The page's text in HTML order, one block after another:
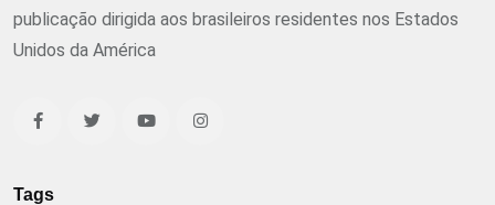
publicação dirigida aos brasileiros residentes nos Estados
Unidos da América
Tags